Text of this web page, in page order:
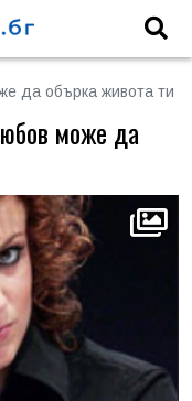
да обърка живота ти
може да